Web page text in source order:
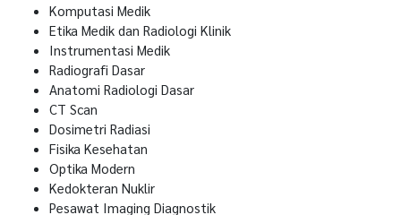
Komputasi Medik
Etika Medik dan Radiologi Klinik
Instrumentasi Medik
Radiografi Dasar
Anatomi Radiologi Dasar
CT Scan
Dosimetri Radiasi
Fisika Kesehatan
Optika Modern
Kedokteran Nuklir
Pesawat Imaging Diagnostik